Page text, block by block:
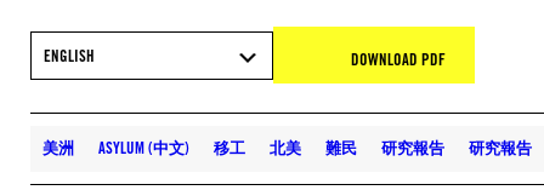
ENGLISH DOWNLOAD PDF
美洲 ASYLUM (中文) 移工 北美 難民 研究報告 研究報告